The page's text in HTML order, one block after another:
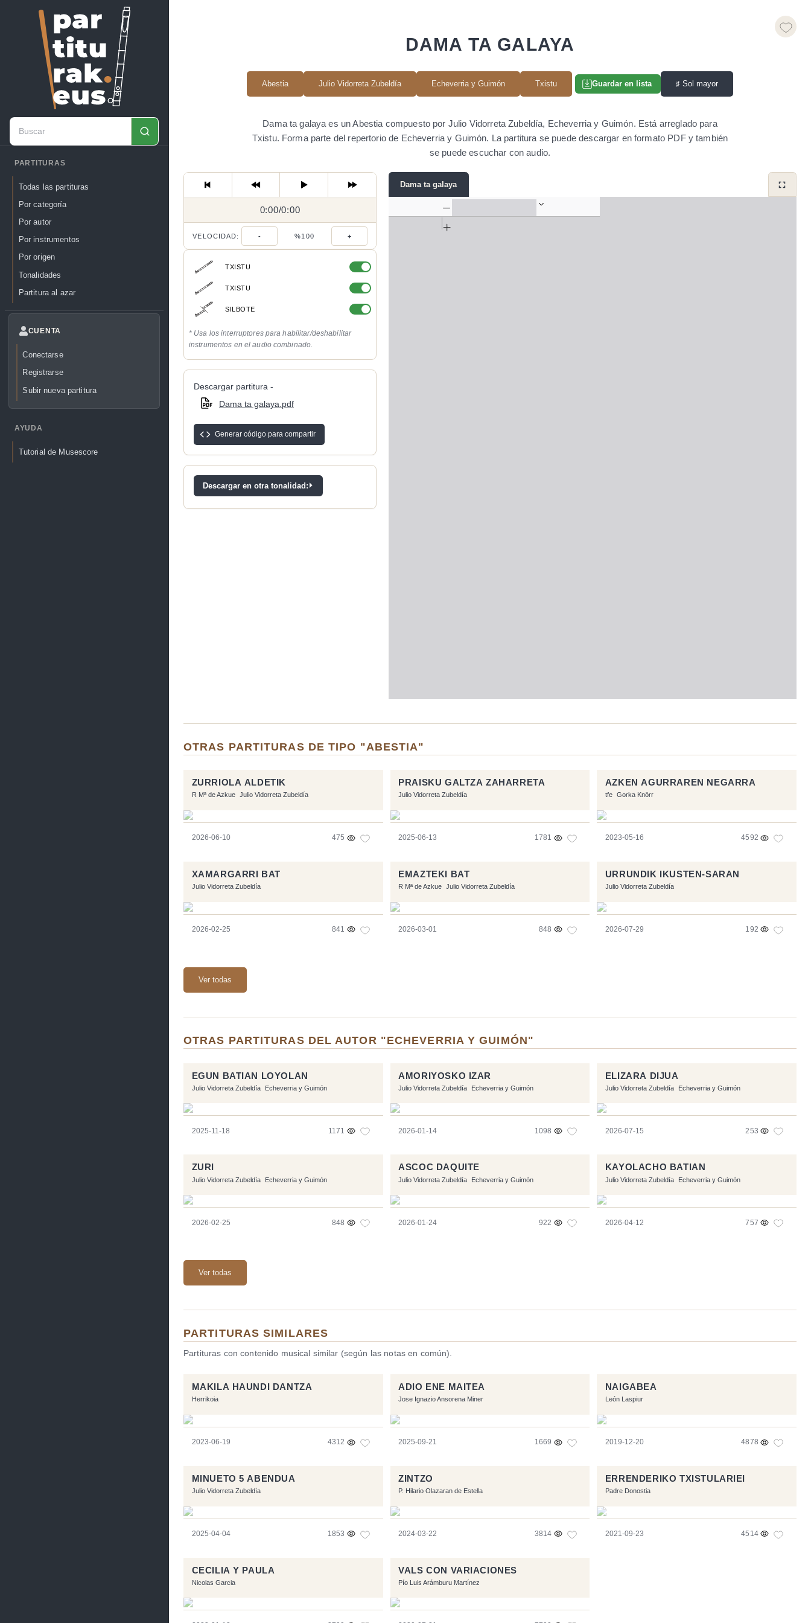
PARTITURAS
Todas las partituras
Por categoría
Por autor
Por instrumentos
Por origen
Tonalidades
Partitura al azar
CUENTA
Conectarse
Registrarse
Subir nueva partitura
AYUDA
Tutorial de Musescore
DAMA TA GALAYA
Abestia Julio Vidorreta Zubeldía Echeverria y Guimón Txistu Guardar en lista ♯Sol mayor
Dama ta galaya es un Abestia compuesto por Julio Vidorreta Zubeldía, Echeverria y Guimón. Está arreglado para
Txistu. Forma parte del repertorio de Echeverria y Guimón. La partitura se puede descargar en formato PDF y también
se puede escuchar con audio.
0:00/
0:00/0:00
VELOCIDAD: - %100 +
TXISTU
TXISTU
SILBOTE
* Usa los interruptores para habilitar/deshabilitar
instrumentos en el audio combinado.
Descargar partitura -
Dama ta galaya.pdf
Generar código para compartir
Descargar en otra tonalidad:
Dama ta galaya
OTRAS PARTITURAS DE TIPO "ABESTIA"
ZURRIOLA ALDETIK
R Mª de Azkue Julio Vidorreta Zubeldía
2026-06-10 475
PRAISKU GALTZA ZAHARRETA
Julio Vidorreta Zubeldía
2025-06-13 1781
AZKEN AGURRAREN NEGARRA
tfe Gorka Knörr
2023-05-16 4592
XAMARGARRI BAT
Julio Vidorreta Zubeldía
2026-02-25 841
EMAZTEKI BAT
R Mª de Azkue Julio Vidorreta Zubeldía
2026-03-01 848
URRUNDIK IKUSTEN-SARAN
Julio Vidorreta Zubeldía
2026-07-29 192
Ver todas
OTRAS PARTITURAS DEL AUTOR "ECHEVERRIA Y GUIMÓN"
EGUN BATIAN LOYOLAN
Julio Vidorreta Zubeldía Echeverria y Guimón
2025-11-18 1171
AMORIYOSKO IZAR
Julio Vidorreta Zubeldía Echeverria y Guimón
2026-01-14 1098
ELIZARA DIJUA
Julio Vidorreta Zubeldía Echeverria y Guimón
2026-07-15 253
ZURI
Julio Vidorreta Zubeldía Echeverria y Guimón
2026-02-25 848
ASCOC DAQUITE
Julio Vidorreta Zubeldía Echeverria y Guimón
2026-01-24 922
KAYOLACHO BATIAN
Julio Vidorreta Zubeldía Echeverria y Guimón
2026-04-12 757
Ver todas
PARTITURAS SIMILARES
Partituras con contenido musical similar (según las notas en común).
MAKILA HAUNDI DANTZA
Herrikoia
2023-06-19 4312
ADIO ENE MAITEA
Jose Ignazio Ansorena Miner
2025-09-21 1669
NAIGABEA
León Laspiur
2019-12-20 4878
MINUETO 5 ABENDUA
Julio Vidorreta Zubeldía
2025-04-04 1853
ZINTZO
P. Hilario Olazaran de Estella
2024-03-22 3814
ERRENDERIKO TXISTULARIEI
Padre Donostia
2021-09-23 4514
CECILIA Y PAULA
Nicolas Garcia
VALS CON VARIACIONES
Pío Luis Arámburu Martínez